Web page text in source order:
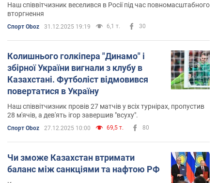
Наш співвітчизник веселився в Росії під час повномасштабного
вторгнення
Спорт Oboz 31.12.2025 19:19 6,1 т. 30
Колишнього голкіпера "Динамо" і
збірної України вигнали з клубу в
Казахстані. Футболіст відмовився
повертатися в Україну
Наш співвітчизник провів 27 матчів у всіх турнірах, пропустив
28 м'ячів, а дев'ять ігор завершив "всуху".
Спорт Oboz 27.12.2025 10:00 69,5 т. 80
Чи зможе Казахстан втримати
баланс між санкціями та нафтою РФ